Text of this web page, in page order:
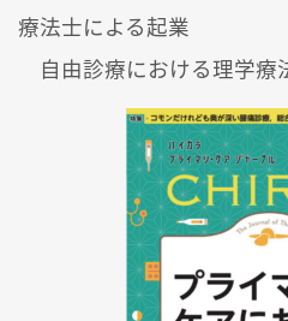
療法士による起業
自由診療における理学療